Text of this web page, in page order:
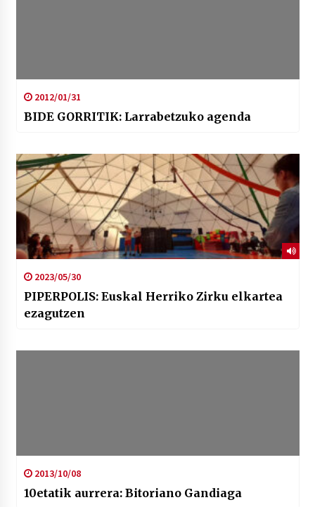
2012/01/31
BIDE GORRITIK: Larrabetzuko agenda
2023/05/30
PIPERPOLIS: Euskal Herriko Zirku elkartea
ezagutzen
2013/10/08
10etatik aurrera: Bitoriano Gandiaga